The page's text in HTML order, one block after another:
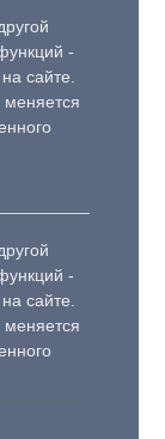
-
сайте.
-
сайте.